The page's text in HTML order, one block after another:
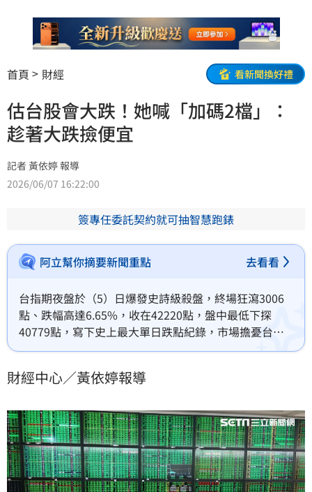
首頁 財經 看新聞換好禮
估台股會大跌！她喊「加碼2檔」：
趁著大跌撿便宜
記者 黃依婷 報導
2026/06/07 16:22:00
簽專任委託契約就可抽智慧跑錶
阿立幫你摘要新聞重點 去看看
台指期夜盤於（5）日爆發史詩級殺盤，終場狂瀉3006
點、跌幅高達6.65%，收在42220點，盤中最低下探
40779點，寫下史上最大單日跌點紀錄，市場擔憂台股
週一將面臨危機。對此，作家黃大米也預估，星期一台
跌撿便宜。
財經中心／黃依婷報導